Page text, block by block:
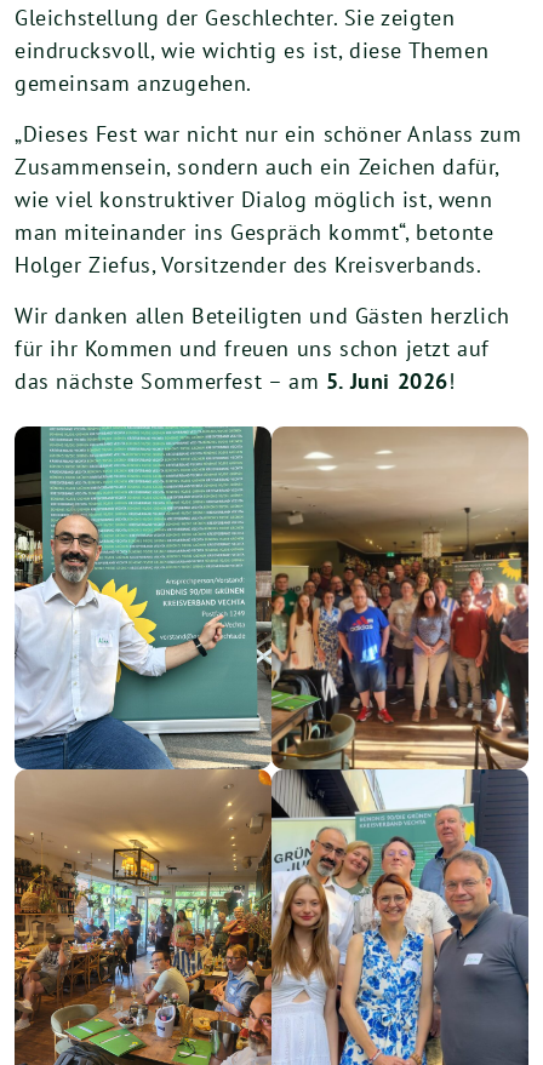
Gleichstellung der Geschlechter. Sie zeigten
eindrucksvoll, wie wichtig es ist, diese Themen
gemeinsam anzugehen.
„Dieses Fest war nicht nur ein schöner Anlass zum
Zusammensein, sondern auch ein Zeichen dafür,
wie viel konstruktiver Dialog möglich ist, wenn
man miteinander ins Gespräch kommt“, betonte
Holger Ziefus, Vorsitzender des Kreisverbands.
Wir danken allen Beteiligten und Gästen herzlich
für ihr Kommen und freuen uns schon jetzt auf
das nächste Sommerfest – am 5. Juni 2026!